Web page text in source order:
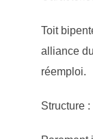
Toit
alliance
réemploi.
Structure